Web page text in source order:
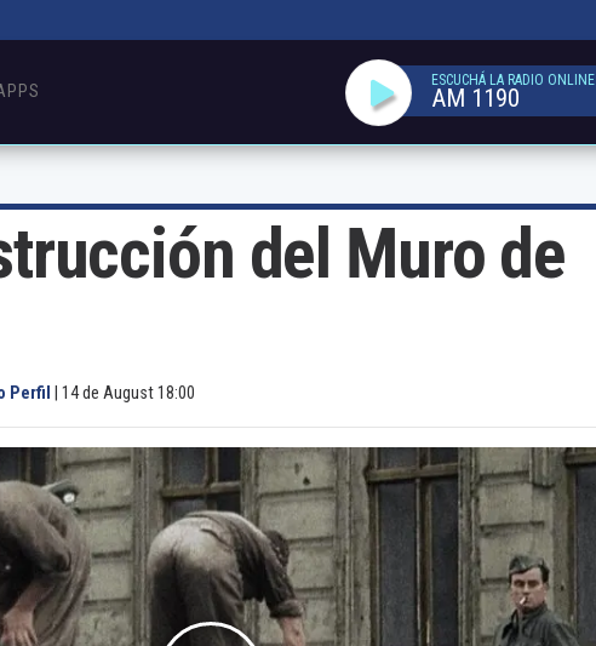
ESCUCHÁ LA RADIO ONLINE
AM 1190
del Muro de
Perfil 14 de August 18:00